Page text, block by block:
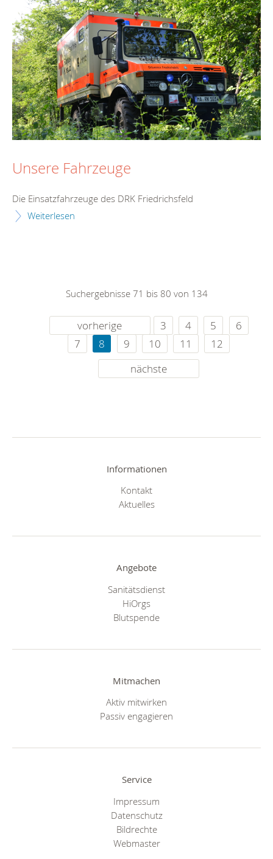
Unsere Fahrzeuge
Die Einsatzfahrzeuge des DRK Friedrichsfeld
Weiterlesen
Suchergebnisse 71 bis 80 von 134
vorherige 3 4 5
6
7
8 9 10 11
12
nächste
Informationen
Kontakt
Aktuelles
Angebote
Sanitätsdienst
HiOrgs
Blutspende
Mitmachen
Aktiv mitwirken
Passiv engagieren
Service
Impressum
Datenschutz
Bildrechte
Webmaster